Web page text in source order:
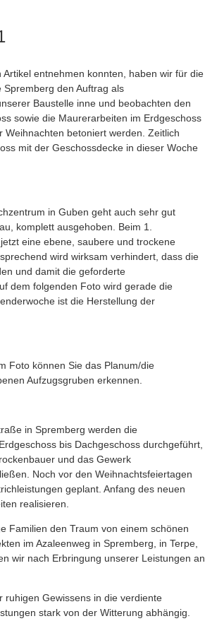
entnehmen konnten, haben wir für die
den Auftrag als
Baustelle inne und beobachten den
sowie die Maurerarbeiten im Erdgeschoss
betoniert werden. Zeitlich
mit der Geschossdecke in dieser Woche
in Guben geht auch sehr gut
komplett ausgehoben. Beim 1.
eine ebene, saubere und trockene
wird wirksam verhindert, dass die
und damit die geforderte
dem folgenden Foto wird gerade die
ist die Herstellung der
Foto können Sie das Planum/die
Aufzugsgruben erkennen.
in Spremberg werden die
bis Dachgeschoss durchgeführt,
und das Gewerk
Noch vor den Weihnachtsfeiertagen
geplant. Anfang des neuen
realisieren.
Familien den Traum von einem schönen
im Azaleenweg in Spremberg, in Terpe,
wir nach Erbringung unserer Leistungen an
ruhigen Gewissens in die verdiente
stark von der Witterung abhängig.